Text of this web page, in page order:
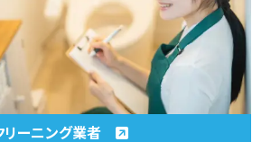
リーニング業者